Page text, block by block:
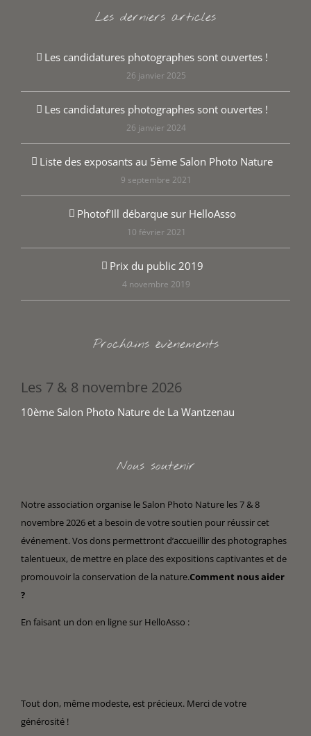
Les derniers articles
Les candidatures photographes sont ouvertes !
26 janvier 2025
Les candidatures photographes sont ouvertes !
26 janvier 2024
Liste des exposants au 5ème Salon Photo Nature
9 septembre 2021
Photof’Ill débarque sur HelloAsso
10 février 2021
Prix du public 2019
4 novembre 2019
Prochains évènements
Les 7 & 8 novembre 2026
10ème Salon Photo Nature de La Wantzenau
Nous soutenir
Notre association organise le Salon Photo Nature les 7 & 8
novembre 2026 et a besoin de votre soutien pour réussir cet
événement. Vos dons permettront d’accueillir des photographes
talentueux, de mettre en place des expositions captivantes et de
promouvoir la conservation de la nature.Comment nous aider
?
En faisant un don en ligne sur HelloAsso :
Tout don, même modeste, est précieux. Merci de votre
générosité !